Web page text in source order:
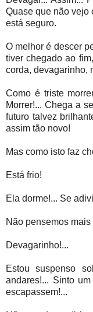
Quase que não vejo
está seguro.
O melhor é descer
tiver chegado ao
corda, devagarinho,
Como é triste
Morrer!... Chega a
futuro talvez
assim tão novo!
Mas como isto faz
Está frio!
Ela dorme!... Se
Não pensemos
Devagarinho!...
Estou suspenso
andares!... Sinto
escapassem!...